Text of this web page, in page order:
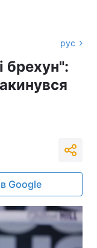
рус
брехун":
Google